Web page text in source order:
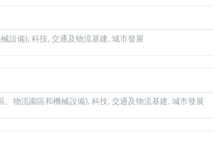
設備), 科技, 交通及物流基建, 城市發展
物流園區和機械設備), 科技, 交通及物流基建, 城市發展